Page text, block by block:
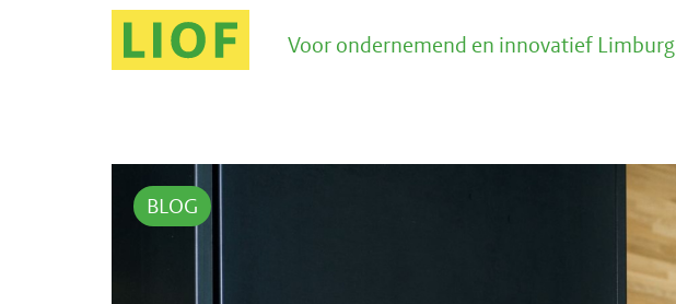
Voor ondernemend en innovatief Limburg
BLOG